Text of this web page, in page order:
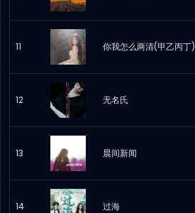
11 你我怎么两清(甲乙丙丁)
12 无名氏
13 晨间新闻
14 过海